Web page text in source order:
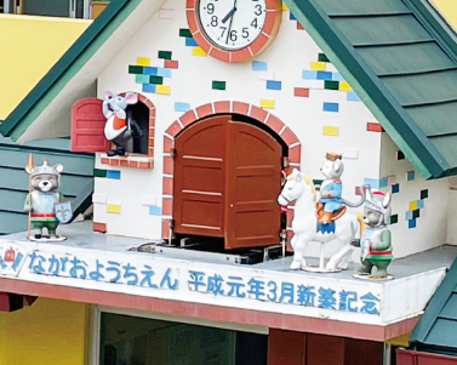
入園案内
募集要項
Q&A